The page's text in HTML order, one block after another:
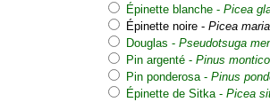
Épinette blanche - Picea
Épinette noire - Picea
Douglas - Pseudotsuga
Pin argenté - Pinus
Pin ponderosa - Pinus
Épinette de Sitka - Picea